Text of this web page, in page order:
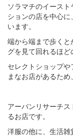
ソラマチのイース
ションの店を中心
います。
端から端まで歩く
グを見て回れるほど
セレクトショップ
まなお店があるため
アーバンリサーチ
るお店です。
洋服の他に、生活雑